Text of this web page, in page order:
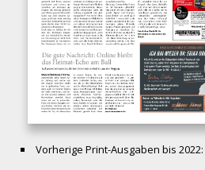
Vorherige Print-Ausgaben bis 2022: